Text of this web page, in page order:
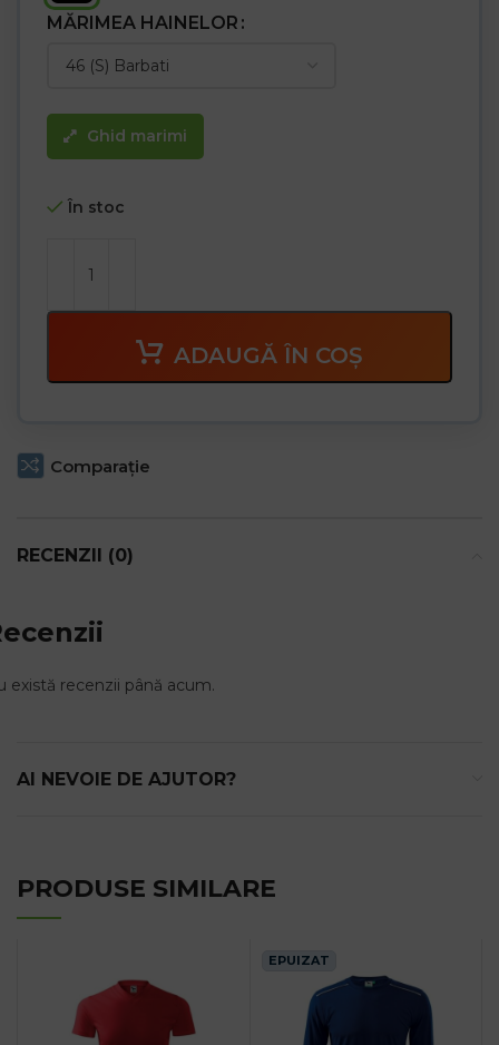
MĂRIMEA HAINELOR
Ghid marimi
În stoc
ADAUGĂ ÎN COȘ
Comparaţie
RECENZII (0)
există recenzii până acum.
AI NEVOIE DE AJUTOR?
PRODUSE SIMILARE
EPUIZAT